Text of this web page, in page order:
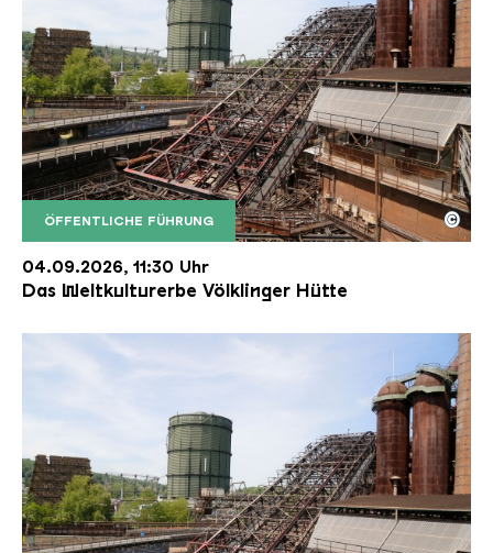
ÖFFENTLICHE FÜHRUNG
Der Erzschrägaufzug der Völklinger Hütte mit
Copyright: Weltkulturerbe Völklinger Hütte | Karl
©
04.09.2026, 11:30 Uhr
Das Weltkulturerbe Völklinger Hütte